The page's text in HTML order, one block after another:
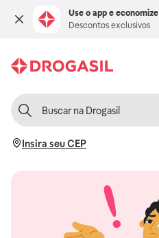
Use o app e economize
Descontos exclusivos
Insira seu CEP